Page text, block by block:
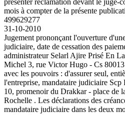
mois à compter de la présente
499629277
31-10-2010
Jugement prononçant l'ouverture
judiciaire, date de cessation des
administrateur Selarl Ajire Prisé En
Michel 3, rue Victor Hugo - Cs
avec les pouvoirs : d'assurer seul,
l'entreprise, mandataire judiciaire
10, promenoir du Drakkar - place de
Rochelle . Les déclarations des
mandataire judiciaire dans les deux